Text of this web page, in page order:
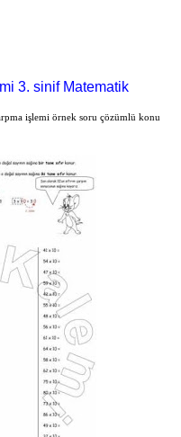
3. sinif Matematik
işlemi örnek soru çözümlü konu